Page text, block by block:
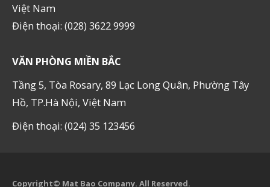
Việt Nam
Điện thoại: (028) 3622 9999
VĂN PHÒNG MIỀN BẮC
Tầng 5, Tòa Rosary, 89 Lạc Long Quân, Phường Tây
Hồ, TP.Hà Nội, Việt Nam
Điện thoại: (024) 35 123456
Copyright© Mat Bao Company. All Reserved.